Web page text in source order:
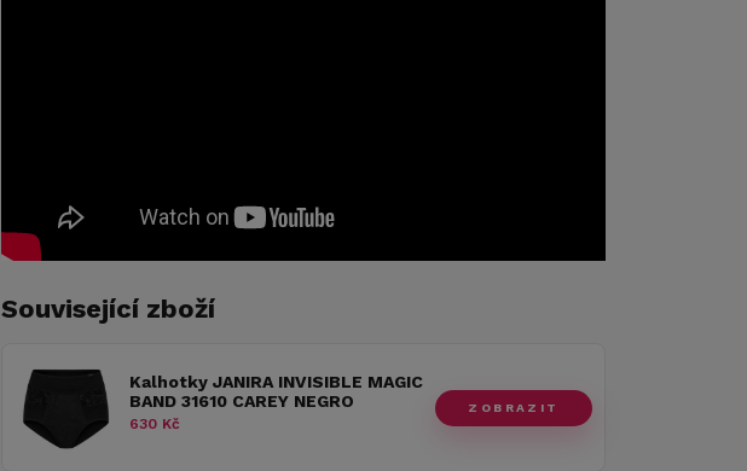
Související zboží
Kalhotky JANIRA INVISIBLE MAGIC
BAND 31610 CAREY NEGRO
630 Kč
ZOBRAZIT